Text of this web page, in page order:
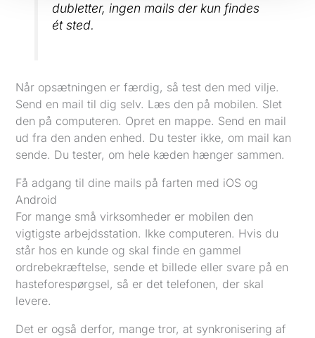
dubletter, ingen mails der kun findes
ét sted.
Når opsætningen er færdig, så test den med vilje.
Send en mail til dig selv. Læs den på mobilen. Slet
den på computeren. Opret en mappe. Send en mail
ud fra den anden enhed. Du tester ikke, om mail kan
sende. Du tester, om hele kæden hænger sammen.
Få adgang til dine mails på farten med iOS og
Android
For mange små virksomheder er mobilen den
vigtigste arbejdsstation. Ikke computeren. Hvis du
står hos en kunde og skal finde en gammel
ordrebekræftelse, sende et billede eller svare på en
hasteforespørgsel, så er det telefonen, der skal
levere.
Det er også derfor, mange tror, at synkronisering af